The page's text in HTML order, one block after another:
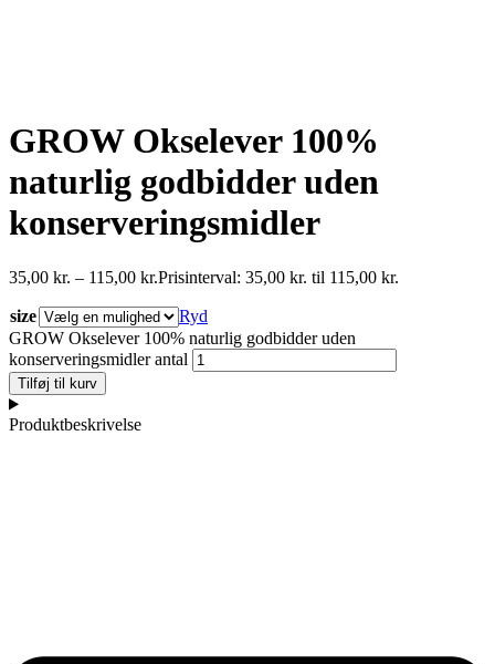
GROW Okselever 100%
naturlig godbidder uden
konserveringsmidler
35,00 kr. – 115,00 kr.Prisinterval: 35,00 kr. til 115,00 kr.
size
Ryd
GROW Okselever 100% naturlig godbidder uden
konserveringsmidler antal
Tilføj til kurv
Produktbeskrivelse